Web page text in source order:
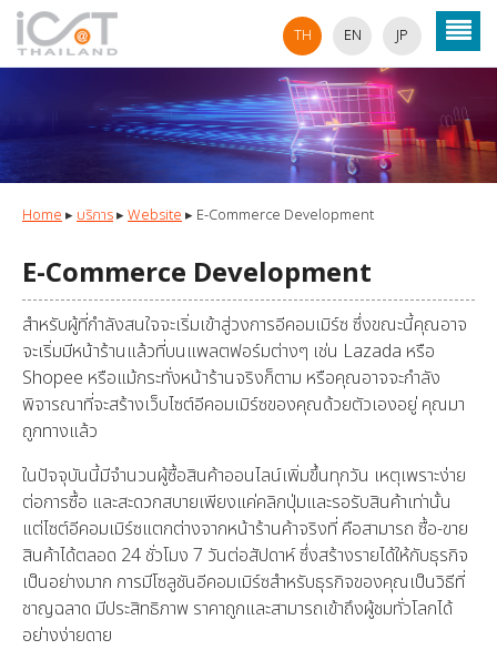
TH EN JP
Home▸บริการ▸Website▸ E-Commerce Development
E-Commerce Development
สำหรับผู้ที่กำลังสนใจจะเริ่มเข้าสู่วงการอีคอมเมิร์ซ ซึ่งขณะนี้คุณอาจ
จะเริ่มมีหน้าร้านแล้วที่บนแพลตฟอร์มต่างๆ เช่น Lazada หรือ
Shopee หรือแม้กระทั่งหน้าร้านจริงก็ตาม หรือคุณอาจจะกำลัง
พิจารณาที่จะสร้างเว็บไซต์อีคอมเมิร์ซของคุณด้วยตัวเองอยู่ คุณมา
ถูกทางแล้ว
ในปัจจุบันนี้มีจำนวนผู้ซื้อสินค้าออนไลน์เพิ่มขึ้นทุกวัน เหตุเพราะง่าย
ต่อการซื้อ และสะดวกสบายเพียงแค่คลิกปุ่มและรอรับสินค้าเท่านั้น
แต่ไซต์อีคอมเมิร์ซแตกต่างจากหน้าร้านค้าจริงที่ คือสามารถ ซื้อ-ขาย
สินค้าได้ตลอด 24 ชั่วโมง 7 วันต่อสัปดาห์ ซึ่งสร้างรายได้ให้กับธุรกิจ
เป็นอย่างมาก การมีโซลูชันอีคอมเมิร์ซสำหรับธุรกิจของคุณเป็นวิธีที่
ชาญฉลาด มีประสิทธิภาพ ราคาถูกและสามารถเข้าถึงผู้ชมทั่วโลกได้
อย่างง่ายดาย